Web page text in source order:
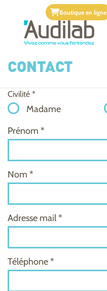
Boutique en ligne
CONTACT
Civilité *
Madame
Prénom *
Nom *
Adresse mail *
Téléphone *